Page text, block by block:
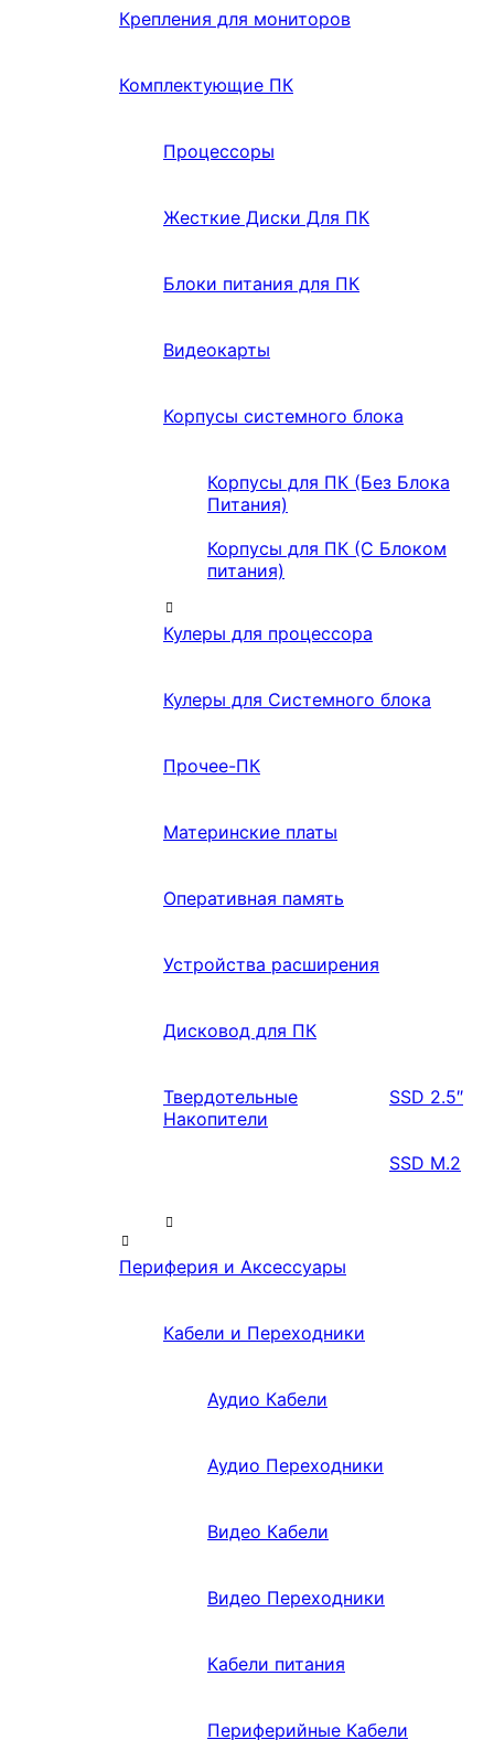
Крепления для мониторов
Комплектующие ПК
Процессоры
Жесткие Диски Для ПК
Блоки питания для ПК
Видеокарты
Корпусы системного блока
Корпусы для ПК (Без Блока
Питания)
Корпусы для ПК (С Блоком
питания)
Кулеры для процессора
Кулеры для Системного блока
Прочее-ПК
Материнские платы
Оперативная память
Устройства расширения
Дисковод для ПК
Твердотельные
Накопители
SSD 2.5″
SSD M.2
Периферия и Аксессуары
Кабели и Переходники
Аудио Кабели
Аудио Переходники
Видео Кабели
Видео Переходники
Кабели питания
Периферийные Кабели